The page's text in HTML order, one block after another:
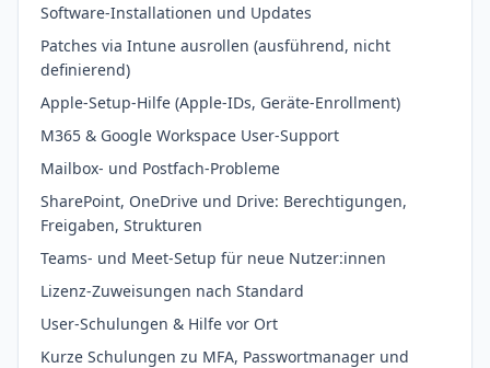
Software-Installationen und Updates
Patches via Intune ausrollen (ausführend, nicht
definierend)
Apple-Setup-Hilfe (Apple-IDs, Geräte-Enrollment)
M365 & Google Workspace User-Support
Mailbox- und Postfach-Probleme
SharePoint, OneDrive und Drive: Berechtigungen,
Freigaben, Strukturen
Teams- und Meet-Setup für neue Nutzer:innen
Lizenz-Zuweisungen nach Standard
User-Schulungen & Hilfe vor Ort
Kurze Schulungen zu MFA, Passwortmanager und